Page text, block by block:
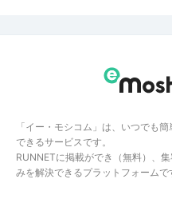
「イー・モシコム」は、いつでも
できるサービスです。
RUNNETに掲載ができ（無料）、
みを解決できるプラットフォームで